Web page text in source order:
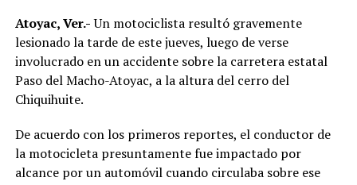
Atoyac, Ver.-Un motociclista resultó gravemente
lesionado la tarde de este jueves, luego de verse
involucrado en un accidente sobre la carretera estatal
Paso del Macho-Atoyac, a la altura del cerro del
Chiquihuite.
De acuerdo con los primeros reportes, el conductor de
la motocicleta presuntamente fue impactado por
alcance por un automóvil cuando circulaba sobre ese